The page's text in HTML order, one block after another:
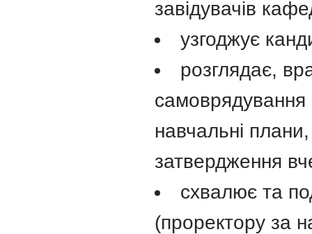
завідувачів
узгоджує
розглядає,
самоврядування
навчальні
затвердження
схвалює та
(проректору за